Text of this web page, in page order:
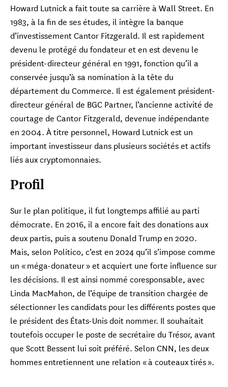
Howard Lutnick a fait toute sa carrière à Wall Street. En
1983, à la fin de ses études, il intègre la banque
d’investissement Cantor Fitzgerald. Il est rapidement
devenu le protégé du fondateur et en est devenu le
président-directeur général en 1991, fonction qu’il a
conservée jusqu’à sa nomination à la tête du
département du Commerce. Il est également président-
directeur général de BGC Partner, l’ancienne activité de
courtage de Cantor Fitzgerald, devenue indépendante
en 2004. À titre personnel, Howard Lutnick est un
important investisseur dans plusieurs sociétés et actifs
liés aux cryptomonnaies.
Profil
Sur le plan politique, il fut longtemps affilié au parti
démocrate. En 2016, il a encore fait des donations aux
deux partis, puis a soutenu Donald Trump en 2020.
Mais, selon Politico, c’est en 2024 qu’il s’impose comme
un « méga-donateur » et acquiert une forte influence sur
les décisions. Il est ainsi nommé coresponsable, avec
Linda MacMahon, de l’équipe de transition chargée de
sélectionner les candidats pour les différents postes que
le président des États-Unis doit nommer. Il souhaitait
toutefois occuper le poste de secrétaire du Trésor, avant
que Scott Bessent lui soit préféré. Selon CNN, les deux
hommes entretiennent une relation « à couteaux tirés ».